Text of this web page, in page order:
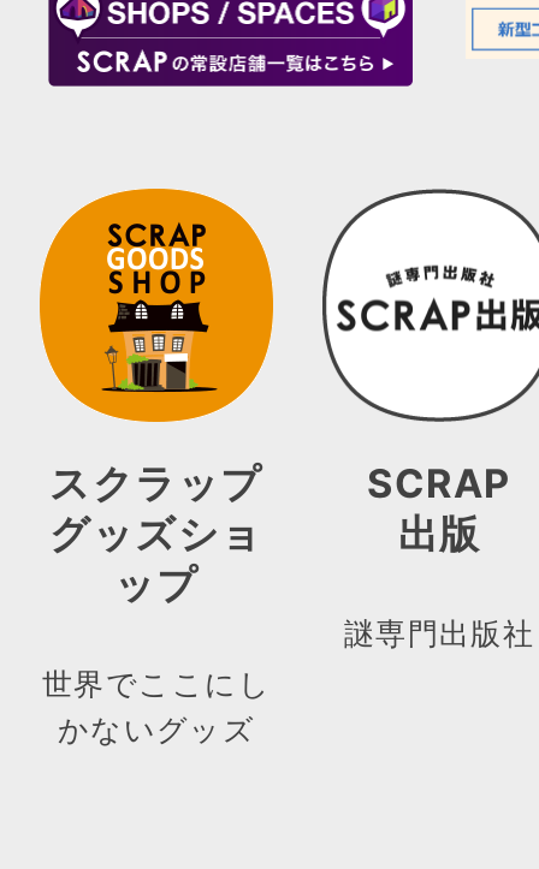
スクラップ
グッズショ
ップ
世界でここにし
かないグッズ
SCRAP
出版
謎専門出版社